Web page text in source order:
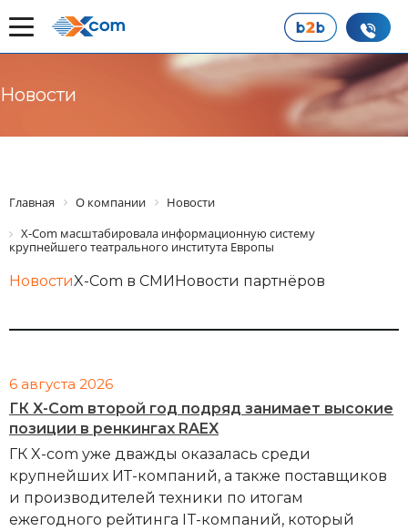
Новости
Главная О компании
Новости
X-Com масштабировала информационную систему
крупнейшего театрального института Европы
НовостиX-Com в СМИНовости партнёров
6 августа 2026
ГК X-Com второй год подряд занимает высокие
позиции в ренкингах RAEX
ГК X-com уже дважды оказалась среди
крупнейших ИТ-компаний, а также поставщиков
и производителей техники по итогам
ежегодного рейтинга IT-компаний, который